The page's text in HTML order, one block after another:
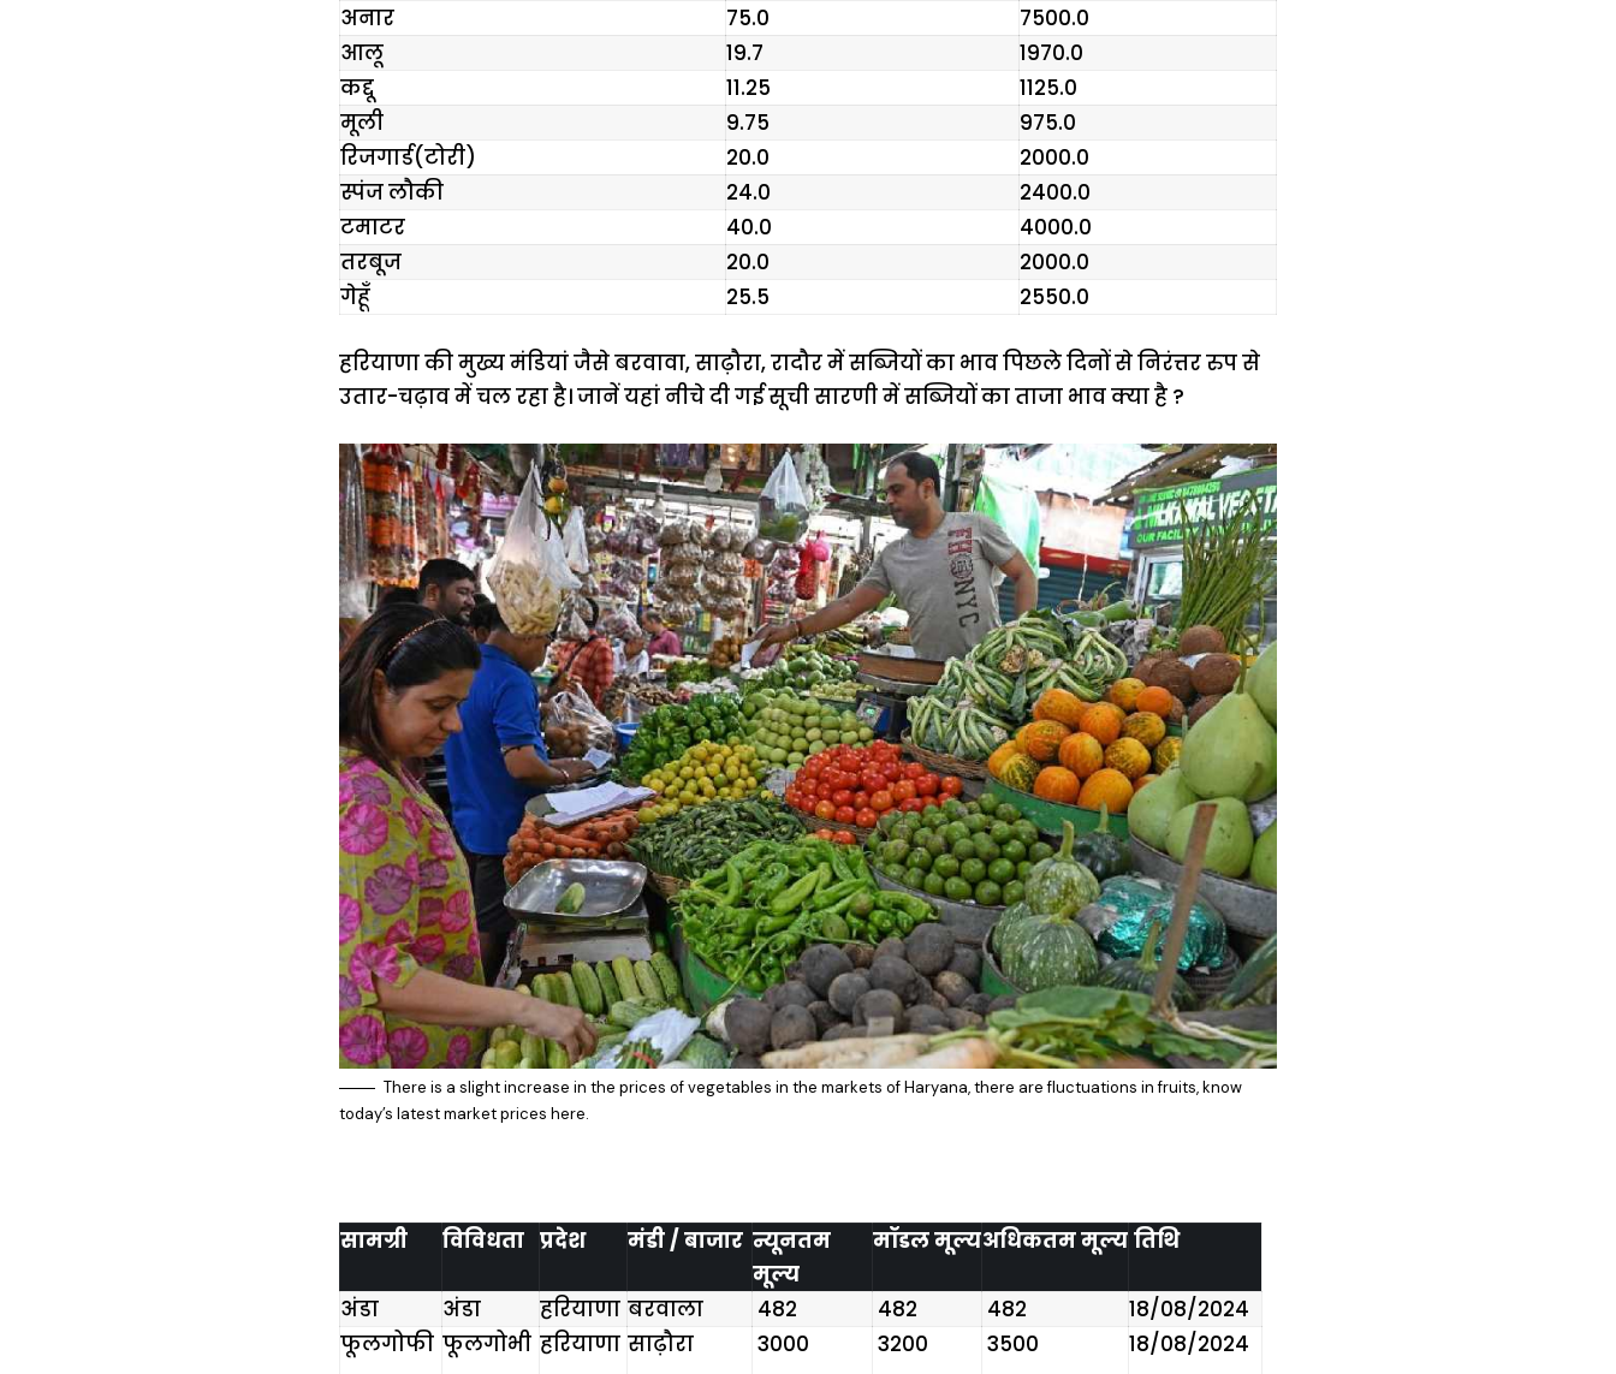
अनार
₹75.0
₹7500.0
आलू
₹19.7
₹1970.0
कद्दू
₹11.25
₹1125.0
मूली
₹9.75
₹975.0
रिजगार्ड(टोरी)
₹20.0
₹2000.0
स्पंज लौकी
₹24.0
₹2400.0
टमाटर
₹40.0
₹4000.0
तरबूज
₹20.0
₹2000.0
गेहूँ
₹25.5 ₹2550.0
हरियाणा की मुख्य मंडियां जैसे बरवावा, साढ़ौरा, रादौर में सब्जियों का भाव पिछले दिनों से निरंत्तर रुप से
उतार-चढ़ाव में चल रहा है। जानें यहां नीचे दी गई सूची सारणी में सब्जियों का ताजा भाव क्या है ?
There is a slight increase in the prices of vegetables in the markets of Haryana, there are fluctuations in fruits, know
today’s latest market prices here.
सामग्री विविधता प्रदेश मंडी / बाजार न्यूनतम
मूल्य
मॉडल मूल्यअधिकतम मूल्य तिथि
अंडा अंडा हरियाणा बरवाला ₹ 482 ₹ 482 ₹ 482
18/08/2024
फूलगोफी फूलगोभी हरियाणा साढ़ौरा ₹ 3000 ₹ 3200 ₹ 3500 18/08/2024